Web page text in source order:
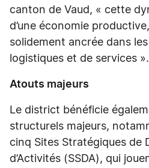
canton de Vaud, « cette
d’une économie
solidement ancrée dans
logistiques et de services ».
Atouts majeurs
Le district bénéficie
structurels majeurs,
cinq Sites Stratégiques de
d’Activités (SSDA), qui